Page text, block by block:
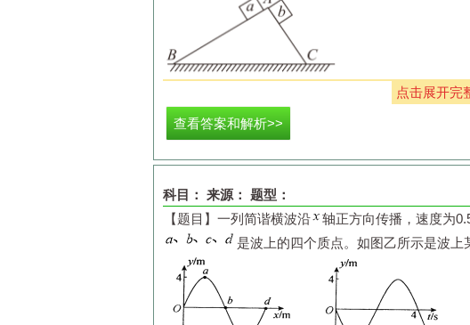
A.两物块所受重力冲量相同
B.两物块的动量改变量相同
C.两物块的动能改变量相同
点击展开完
查看答案和解析>>
科目： 来源： 题型：
【题目】 一列简谐横波沿 轴正方向传播，速度为
是波上的四个质点。如图乙所示是波上